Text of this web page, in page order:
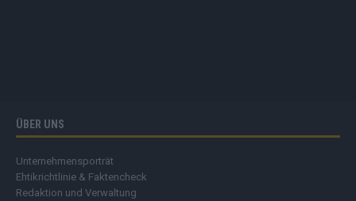
ÜBER UNS
Unternehmensporträt
Ehtikrichtlinie & Faktencheck
Redaktion und Verwaltung